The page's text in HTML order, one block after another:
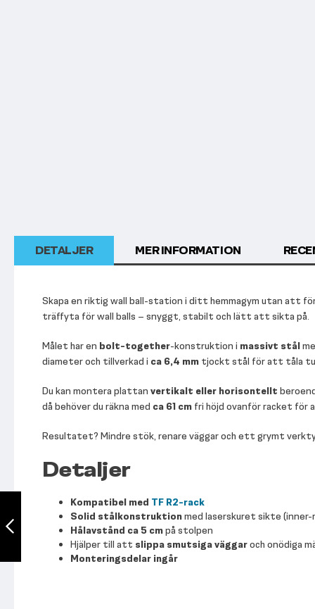
TF R2 Vertical
Barbell Holder
Föregående
DETALJER
Skapa en riktig wall ball-station i ditt hemmagym utan att
träffyta för wall balls – snyggt, stabilt och lätt att sikta på.
Målet har en bolt-together-konstruktion i massivt stål
diameter och tillverkad i ca 6,4 mm tjockt stål för att tåla
Du kan montera plattan vertikalt eller horisontellt
då behöver du räkna med ca 61 cm fri höjd ovanför racket för
Resultatet? Mindre stök, renare väggar och ett grymt
Detaljer
Kompatibel med TF R2-rack
Solid stålkonstruktionmed laserskuret sikte (inner-
Hålavstånd ca 5 cmpå stolpen
Hjälper till att slippa smutsiga väggaroch onödiga
Monteringsdelar ingår
MER INFORMATION